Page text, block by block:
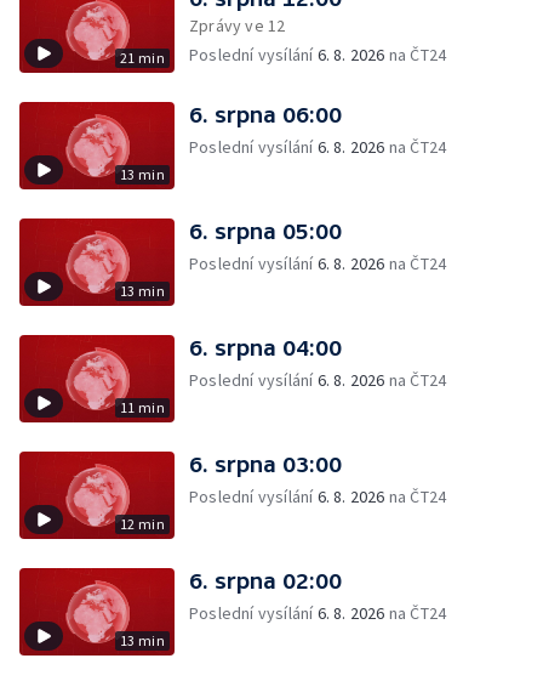
21 min
Zprávy ve 12
Poslední vysílání6. 8. 2026 na ČT24
13 min
6. srpna 06:00
Poslední vysílání6. 8. 2026 na ČT24
13 min
6. srpna 05:00
Poslední vysílání6. 8. 2026 na ČT24
11 min
6. srpna 04:00
Poslední vysílání6. 8. 2026 na ČT24
12 min
6. srpna 03:00
Poslední vysílání6. 8. 2026 na ČT24
13 min
6. srpna 02:00
Poslední vysílání6. 8. 2026 na ČT24